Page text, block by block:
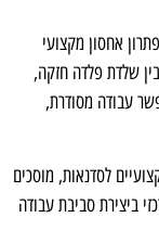
מקצועי
פלדה חזקה,
מסודרת,
לסדנאות, מוסכים
סביבת עבודה